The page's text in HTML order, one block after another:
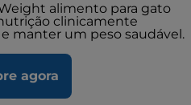
alimento para gato
clinicamente
manter um peso saudável.
agora